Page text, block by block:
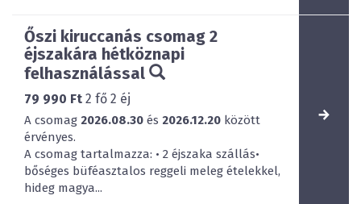
Őszi kiruccanás csomag 2
éjszakára hétköznapi
felhasználással
79 990 Ft 2 fő 2 éj
A csomag 2026.08.30 és 2026.12.20 között
érvényes.
A csomag tartalmazza: • 2 éjszaka szállás•
bőséges büféasztalos reggeli meleg ételekkel,
hideg magya...